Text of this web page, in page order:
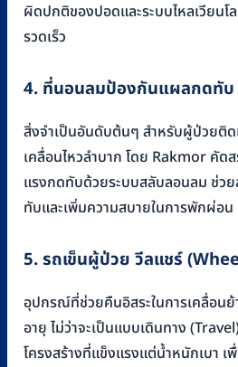
ผิดปกติของปอดและระบบไหลเวียนโ
รวดเร็ว
4. ที่นอนลมป้องกันแผลกดทั
สิ่งจำเป็นอันดับต้นๆ สำหรับผู้ป่วยติ
เคลื่อนไหวลำบาก โดย Rakmor คัด
แรงกดทับด้วยระบบสลับลอนลม ช่ว
ทับและเพิ่มความสบายในการพักผ่อน
5. รถเข็นผู้ป่วย วีลแชร์
อุปกรณ์ที่ช่วยคืนอิสระในการเคลื่อน
อายุ ไม่ว่าจะเป็นแบบเดินทาง
โครงสร้างที่แข็งแรงแต่น้ำหนักเบา เ